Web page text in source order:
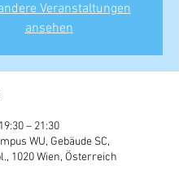
Veranstaltungen
ansehen
– 21:30
WU, Gebäude SC,
1020 Wien, Österreich